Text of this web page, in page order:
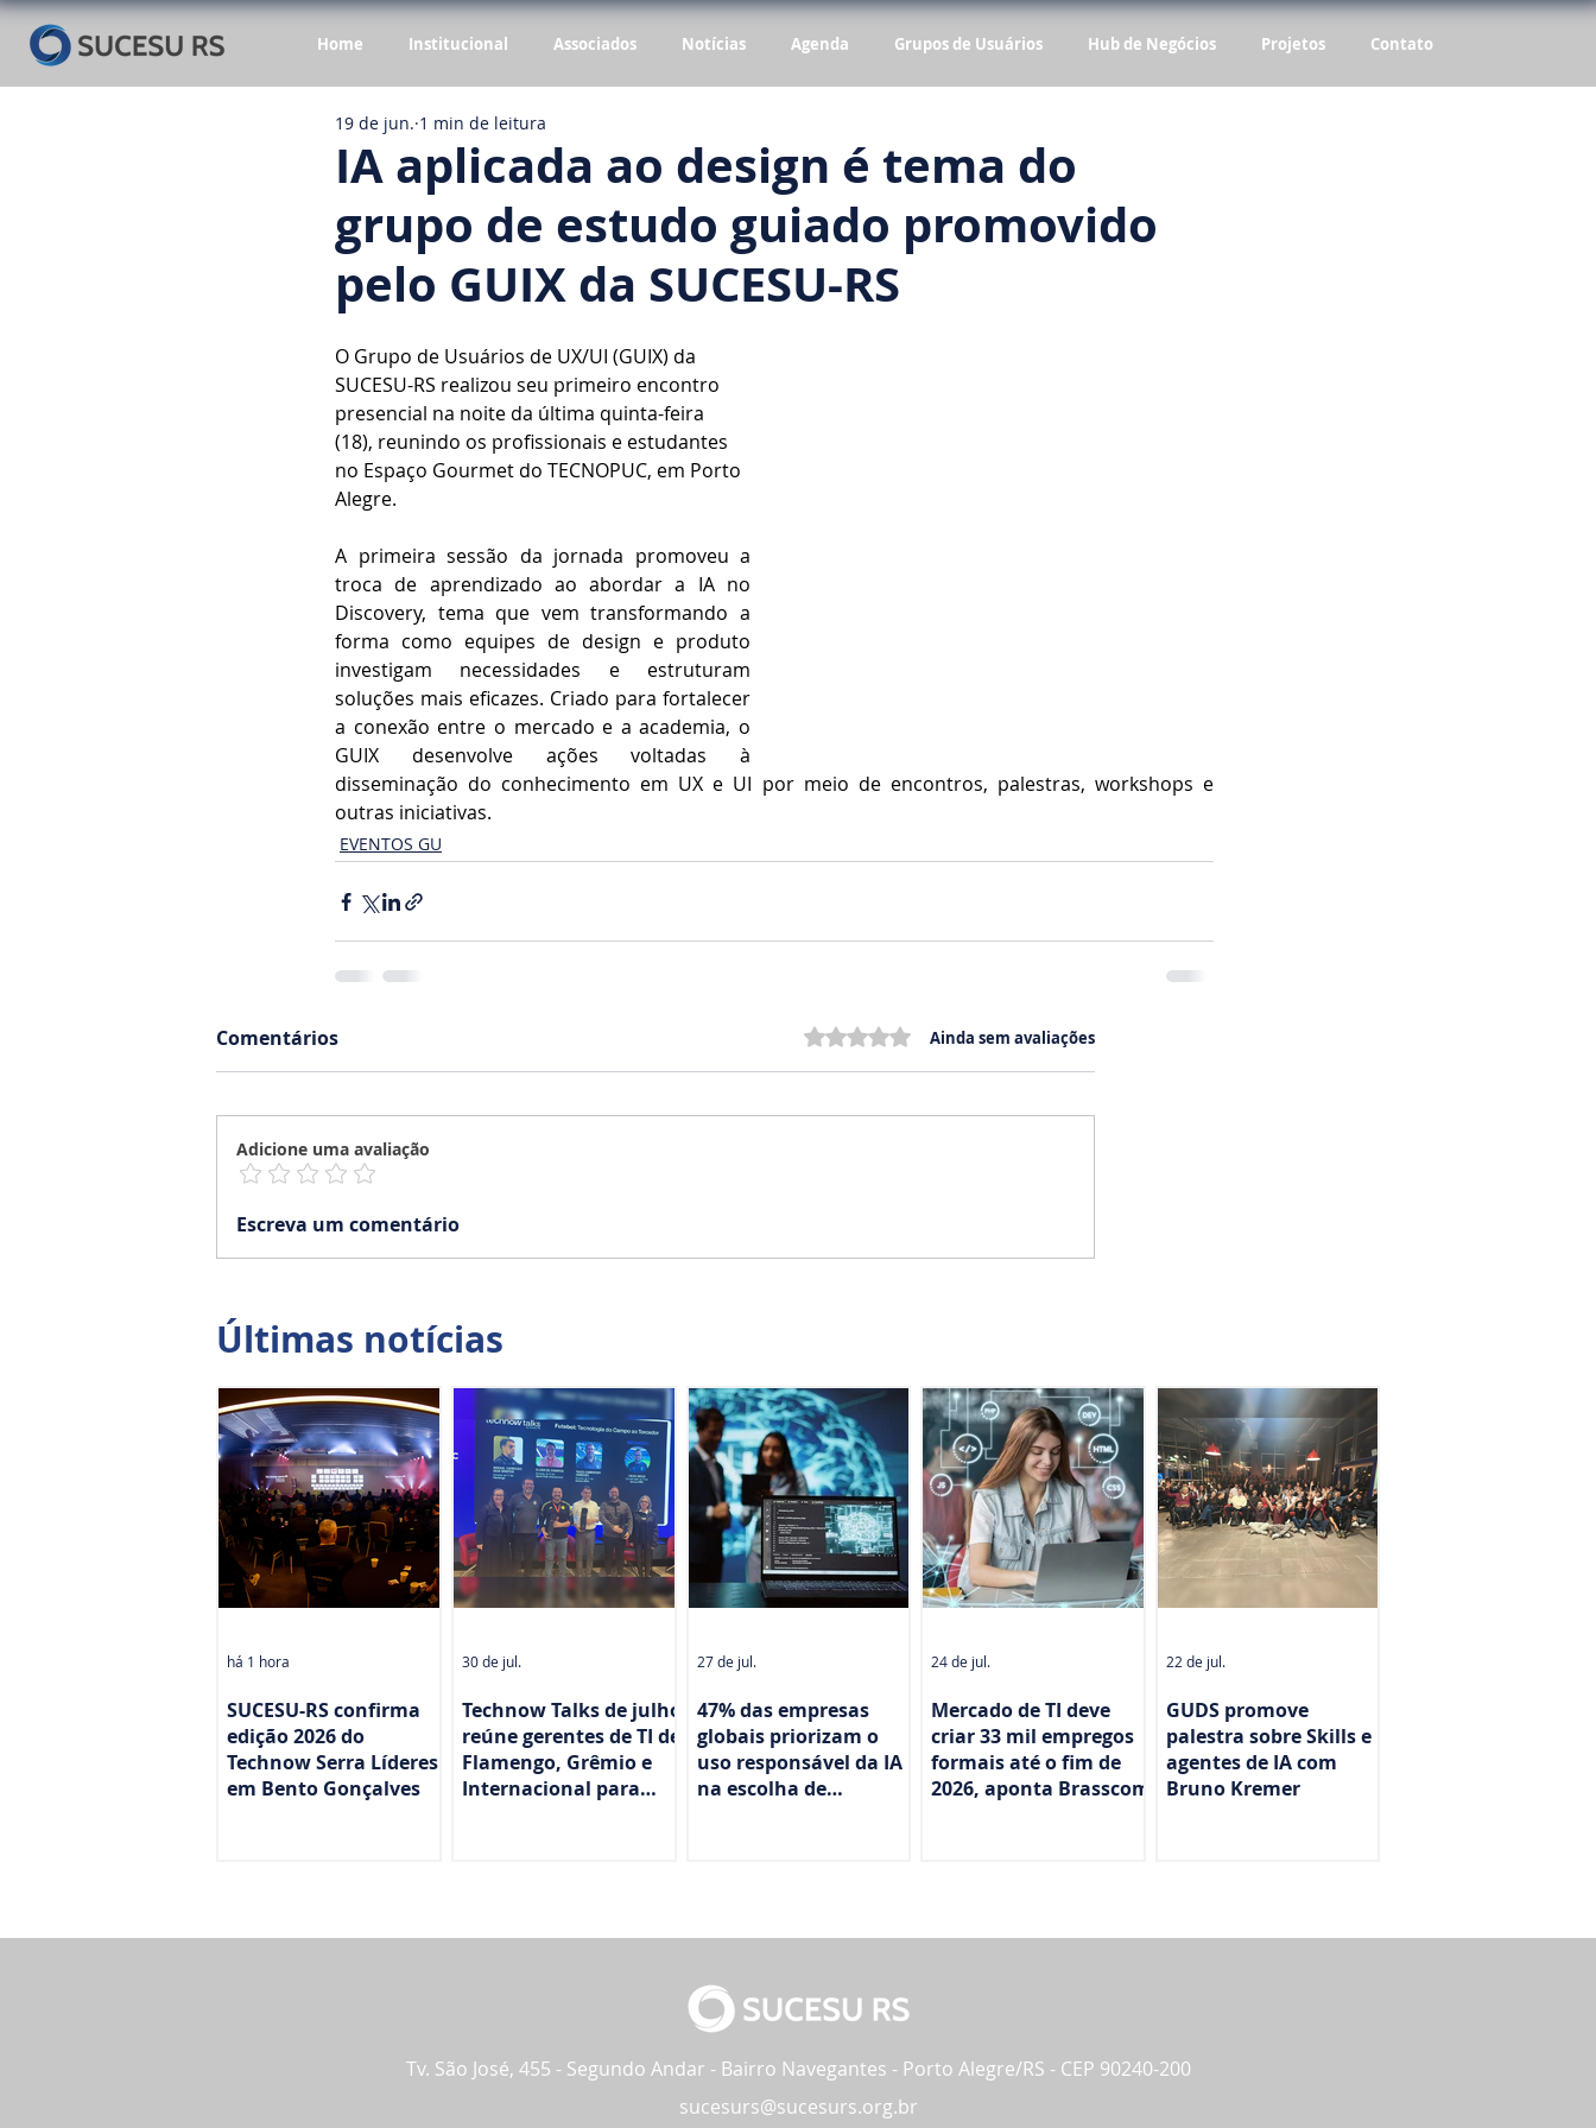
Home Institucional Associados Notícias Agenda Grupos de Usuários Hub de Negócios Projetos Contato
IA aplicada ao design é tema do
grupo de estudo guiado promovido
pelo GUIX da SUCESU-RS
19 de jun. 1 min de leitura
O Grupo de Usuários de UX/UI (GUIX) da
SUCESU-RS realizou seu primeiro encontro
presencial na noite da última quinta-feira
(18), reunindo os profissionais e estudantes
no Espaço Gourmet do TECNOPUC, em Porto
Alegre.
A primeira sessão da jornada promoveu a
troca de aprendizado ao abordar a IA no
Discovery, tema que vem transformando a
forma como equipes de design e produto
investigam necessidades e estruturam
soluções mais eficazes. Criado para fortalecer
a conexão entre o mercado e a academia, o
GUIX desenvolve ações voltadas à
disseminação do conhecimento em UX e UI por meio de encontros, palestras, workshops e
outras iniciativas.
EVENTOS GU
Comentários Avaliado com 0 de 5 estrelas.
Ainda sem avaliações
Adicione uma avaliação
Escreva um comentário
Últimas notícias
SUCESU-RS confirma
edição 2026 do
Technow Serra Líderes
em Bento Gonçalves
há 1 hora
Technow Talks de julho
reúne gerentes de TI de
Flamengo, Grêmio e
Internacional para
30 de jul.
47% das empresas
globais priorizam o
uso responsável da IA
na escolha de
27 de jul.
Mercado de TI deve
criar 33 mil empregos
formais até o fim de
2026, aponta Brasscom
24 de jul.
GUDS promove
palestra sobre Skills e
agentes de IA com
Bruno Kremer
22 de jul.
Tv. São José, 455 - Segundo Andar - Bairro Navegantes - Porto Alegre/RS - CEP 90240-200
sucesurs@sucesurs.org.br